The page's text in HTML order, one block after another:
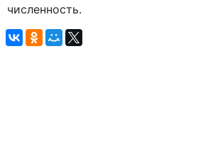
численность.